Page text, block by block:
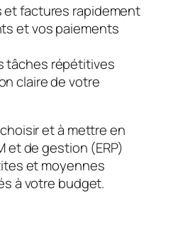
et factures rapidement
et vos paiements
tâches répétitives
claire de votre
et à mettre en
et de gestion (ERP)
et moyennes
à votre budget.